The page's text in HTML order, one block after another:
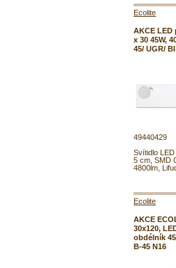
Ecolite
AKCE LED
x 30 45W,
45/ UGR/
49440429
Svítidlo LED
5 cm, SMD
4800lm,
Ecolite
AKCE
30x120,
obdélník
B-45 N16